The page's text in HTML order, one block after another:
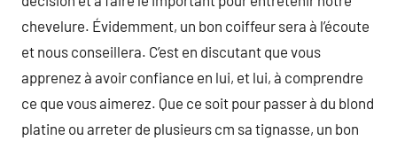
chevelure. Évidemment, un bon coiffeur sera à l’écoute
et nous conseillera. C’est en discutant que vous
apprenez à avoir confiance en lui, et lui, à comprendre
ce que vous aimerez. Que ce soit pour passer à du blond
platine ou arreter de plusieurs cm sa tignasse, un bon